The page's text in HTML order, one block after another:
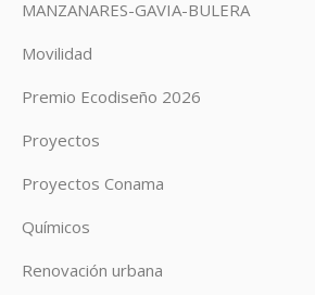
MANZANARES-GAVIA-BULERA
Movilidad
Premio Ecodiseño 2026
Proyectos
Proyectos Conama
Químicos
Renovación urbana